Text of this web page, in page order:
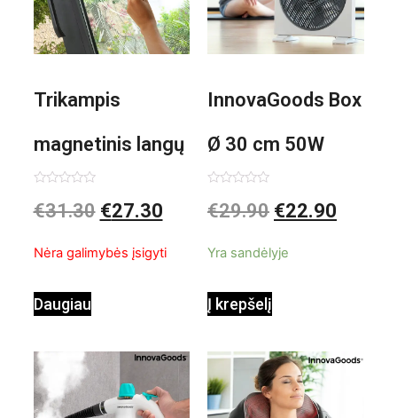
Trikampis
magnetinis langų
valiklis Klinmag
0
iš
€31.30 €27.30
Nėra galimybės įsigyti
Daugiau
InnovaGoods Box
Ø 30 cm 50W
Baltai pilkas
0
iš
€29.90 €22.90
Yra sandėlyje
Į krepšelį